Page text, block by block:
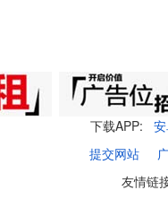
下载APP:
提交网站
友情链